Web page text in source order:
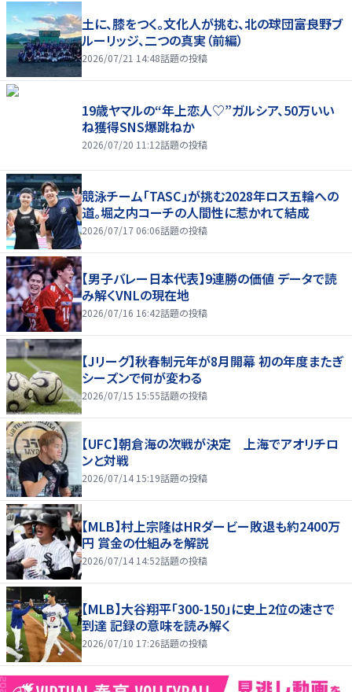
土に、膝をつく。文化人が挑む、北の球団――富良野ブ
ルーリッジ、二つの真実（前編）
2026/07/21 14:48話題の投稿
19歳ヤマルの“年上恋人♡”ガルシア、50万いい
ね獲得SNS爆跳ねか
2026/07/20 11:12話題の投稿
競泳チーム「TASC」が挑む2028年ロス五輪への
道。堀之内コーチの人間性に惹かれて結成
2026/07/17 06:06話題の投稿
【男子バレー日本代表】9連勝の価値 データで読
み解くVNLの現在地
2026/07/16 16:42話題の投稿
【Jリーグ】秋春制元年が8月開幕 初の年度またぎ
シーズンで何が変わる
2026/07/15 15:55話題の投稿
【UFC】朝倉海の次戦が決定 上海でアオリチロ
ンと対戦
2026/07/14 15:19話題の投稿
【MLB】村上宗隆はHRダービー敗退も約2400万
円 賞金の仕組みを解説
2026/07/14 14:52話題の投稿
【MLB】大谷翔平「300-150」に史上2位の速さで
到達 記録の意味を読み解く
2026/07/10 17:26話題の投稿